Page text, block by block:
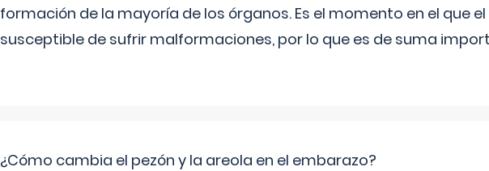
formación de la mayoría de los órganos. Es el momento en el que
susceptible de sufrir malformaciones, por lo que es de suma
¿Cómo cambia el pezón y la areola en el embarazo?